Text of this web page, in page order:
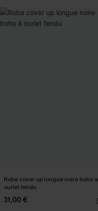
Robe cover up longue noire boho à
ourlet fendu
31,00 €